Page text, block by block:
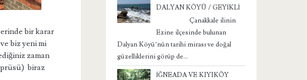
bir karar
biz yeni mi
zaman
biraz
DALYAN KÖYÜ / GEYİKLİ
Çanakkale ilinin
Ezine ilçesinde bulunan
Dalyan Köyü’nün tarihi mirası ve doğal
güzelliklerini görüp de...
İĞNEADA VE KIYIKÖY